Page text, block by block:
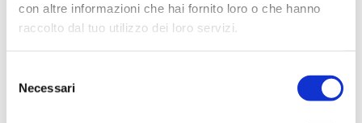
con altre informazioni che hai fornito loro o che hanno
raccolto dal tuo utilizzo dei loro servizi.
delNecessari